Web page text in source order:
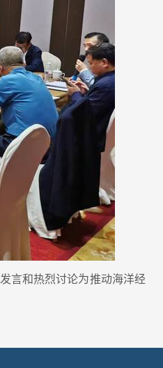
言和热烈讨论为推动海洋经